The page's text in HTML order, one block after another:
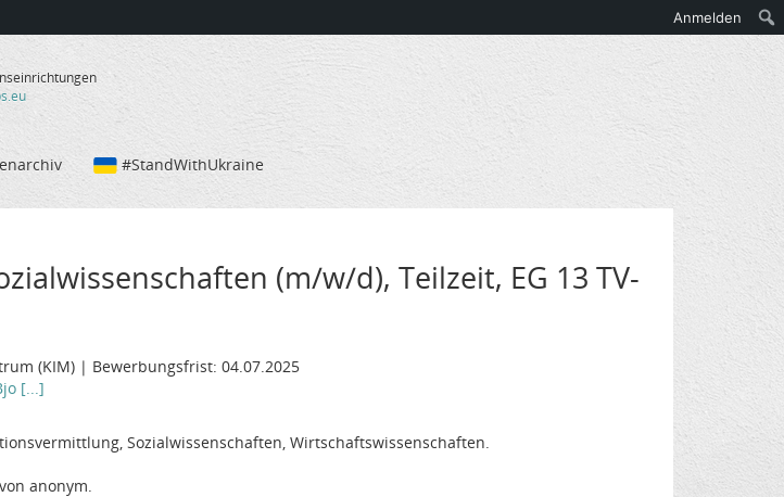
#StandWithUkraine
(m/w/d), Teilzeit, EG 13 TV-
(KIM) | Bewerbungsfrist: 04.07.2025
[...]
Sozialwissenschaften, Wirtschaftswissenschaften.
anonym.
Anmelden